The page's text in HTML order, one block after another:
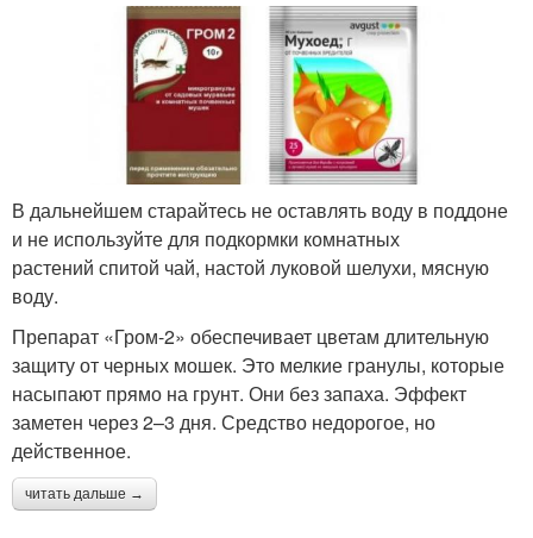
В дальнейшем старайтесь не оставлять воду в поддоне
и не используйте для подкормки комнатных
растений спитой чай, настой луковой шелухи, мясную
воду.
Препарат «Гром-2» обеспечивает цветам длительную
защиту от черных мошек. Это мелкие гранулы, которые
насыпают прямо на грунт. Они без запаха. Эффект
заметен через 2–3 дня. Средство недорогое, но
действенное.
читать дальше →